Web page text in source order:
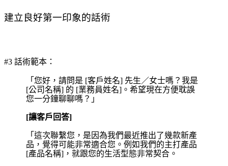
建立良好第一印象的話術
#3 話術範本：
「您好，請問是 [客戶姓名] 先生／女士嗎？我是
[公司名稱] 的 [業務員姓名]。希望現在方便耽誤
您一分鐘聊聊嗎？」
[讓客戶回答]
「這次聯繫您，是因為我們最近推出了幾款新產
品，覺得可能非常適合您。例如我們的主打產品
[產品名稱]，就跟您的生活型態非常契合。